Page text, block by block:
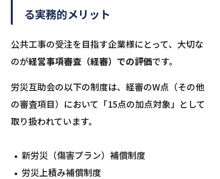
る実務的メリット
公共工事の受注を目指す企業様にとって、大切な
のが経営事項審査（経審）での評価です。
労災互助会の以下の制度は、経審のW点（その他
の審査項目）において「15点の加点対象」として
取り扱われています。
新労災（傷害プラン）補償制度
労災上積み補償制度